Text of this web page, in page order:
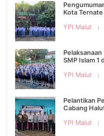
Kota
YPI Malut
Pelaksanaan
SMP Islam 1
YPI Malut
Pelantikan
Cabang
YPI Malut